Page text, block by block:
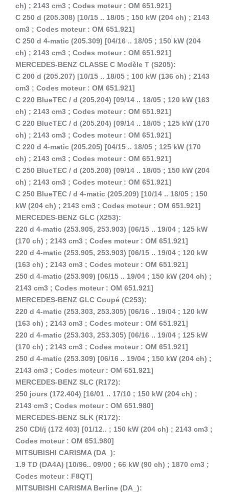
ch) ; 2143 cm3 ; Codes moteur : OM 651.921]
C 250 d (205.308) [10/15 .. 18/05 ; 150 kW (204 ch) ; 2143
cm3 ; Codes moteur : OM 651.921]
C 250 d 4-matic (205.309) [04/16 .. 18/05 ; 150 kW (204
ch) ; 2143 cm3 ; Codes moteur : OM 651.921]
MERCEDES-BENZ CLASSE C Modèle T (S205):
C 200 d (205.207) [10/15 .. 18/05 ; 100 kW (136 ch) ; 2143
cm3 ; Codes moteur : OM 651.921]
C 220 BlueTEC / d (205.204) [09/14 .. 18/05 ; 120 kW (163
ch) ; 2143 cm3 ; Codes moteur : OM 651.921]
C 220 BlueTEC / d (205.204) [09/14 .. 18/05 ; 125 kW (170
ch) ; 2143 cm3 ; Codes moteur : OM 651.921]
C 220 d 4-matic (205.205) [04/15 .. 18/05 ; 125 kW (170
ch) ; 2143 cm3 ; Codes moteur : OM 651.921]
C 250 BlueTEC / d (205.208) [09/14 .. 18/05 ; 150 kW (204
ch) ; 2143 cm3 ; Codes moteur : OM 651.921]
C 250 BlueTEC / d 4-matic (205.209) [10/14 .. 18/05 ; 150
kW (204 ch) ; 2143 cm3 ; Codes moteur : OM 651.921]
MERCEDES-BENZ GLC (X253):
220 d 4-matic (253.905, 253.903) [06/15 .. 19/04 ; 125 kW
(170 ch) ; 2143 cm3 ; Codes moteur : OM 651.921]
220 d 4-matic (253.905, 253.903) [06/15 .. 19/04 ; 120 kW
(163 ch) ; 2143 cm3 ; Codes moteur : OM 651.921]
250 d 4-matic (253.909) [06/15 .. 19/04 ; 150 kW (204 ch) ;
2143 cm3 ; Codes moteur : OM 651.921]
MERCEDES-BENZ GLC Coupé (C253):
220 d 4-matic (253.303, 253.305) [06/16 .. 19/04 ; 120 kW
(163 ch) ; 2143 cm3 ; Codes moteur : OM 651.921]
220 d 4-matic (253.303, 253.305) [06/16 .. 19/04 ; 125 kW
(170 ch) ; 2143 cm3 ; Codes moteur : OM 651.921]
250 d 4-matic (253.309) [06/16 .. 19/04 ; 150 kW (204 ch) ;
2143 cm3 ; Codes moteur : OM 651.921]
MERCEDES-BENZ SLC (R172):
250 jours (172.404) [16/01 .. 17/10 ; 150 kW (204 ch) ;
2143 cm3 ; Codes moteur : OM 651.980]
MERCEDES-BENZ SLK (R172):
250 CDI/j (172 403) [01/12.. ; 150 kW (204 ch) ; 2143 cm3 ;
Codes moteur : OM 651.980]
MITSUBISHI CARISMA (DA_):
1.9 TD (DA4A) [10/96.. 09/00 ; 66 kW (90 ch) ; 1870 cm3 ;
Codes moteur : F8QT]
MITSUBISHI CARISMA Berline (DA_):